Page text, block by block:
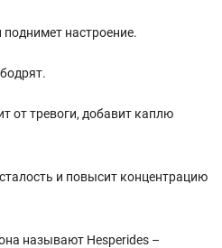
поднимет настроение.
от тревоги, добавит каплю
и повысит концентрацию
называют Hesperides –